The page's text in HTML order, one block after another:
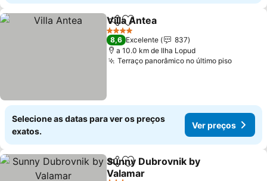
PartilharAdicionar aos favoritos
Villa Antea
4 Estrelas
8,6 Excelente
837
a 10.0 km de Ilha Lopud
Terraço panorâmico no último piso
Selecione as datas para ver os preços
exatos.
Ver preços
PartilharAdicionar aos favoritos
Sunny Dubrovnik by
Valamar